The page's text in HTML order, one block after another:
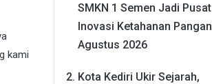
kami
SMKN 1 Semen Jadi Pusat
Inovasi Ketahanan Pangan
Agustus 2026
Kota Kediri Ukir Sejarah,